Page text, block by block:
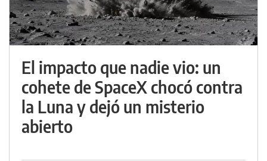
El impacto que nadie vio: un
cohete de SpaceX chocó contra
la Luna y dejó un misterio
abierto